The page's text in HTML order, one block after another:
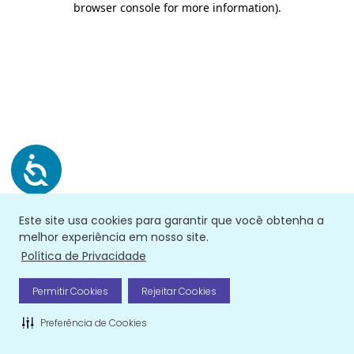
Este site usa cookies para garantir que você obtenha a
melhor experiência em nosso site.
Política de Privacidade
Permitir Cookies Rejeitar Cookies
Preferência de Cookies
browser console for more information).